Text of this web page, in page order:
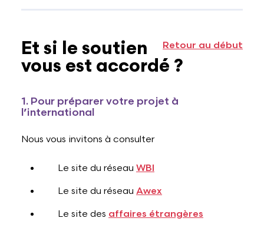
Retour au début
Et si le soutien
vous est accordé ?
1. Pour préparer votre projet à
l’international
Nous vous invitons à consulter
Le site du réseau WBI
Le site du réseau Awex
Le site des affaires étrangères